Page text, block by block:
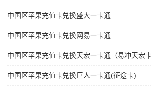
中国区苹果充值卡兑换盛大一卡通
中国区苹果充值卡兑换网易一卡通
中国区苹果充值卡兑换天宏一卡通（易冲天宏卡
中国区苹果充值卡兑换巨人一卡通(征途卡)